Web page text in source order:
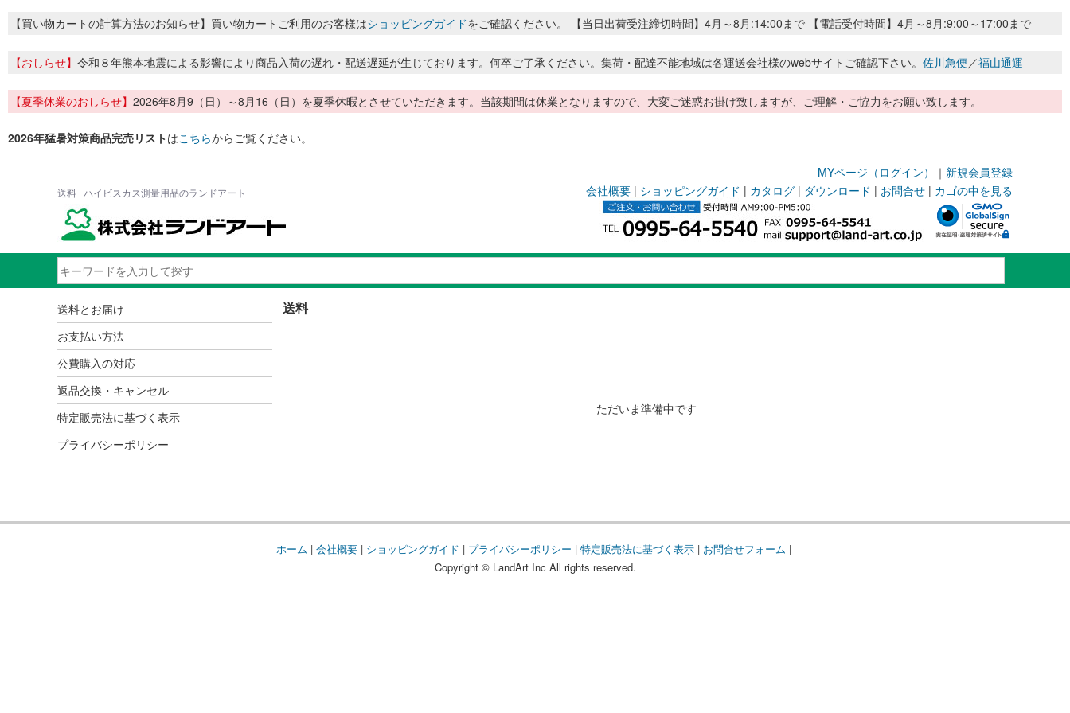
【買い物カートの計算方法のお知らせ】買い物カートご利用のお客様はショッピングガイドをご確認ください。 【当日出荷受注締切時間】4月～8月:14:00まで 【電話受付時間】4月～8月:9:00～17:00まで
【おしらせ】 令和８年熊本地震による影響により商品入荷の遅れ・配送遅延が生じております。何卒ご了承ください。集荷・配達不能地域は各運送会社様のwebサイトご確認下さい。 佐川急便／福山通運
【夏季休業のおしらせ】 2026年8月9（日）～8月16（日）を夏季休暇とさせていただきます。当該期間は休業となりますので、大変ご迷惑お掛け致しますが、ご理解・ご協力をお願い致します。
2026年猛暑対策商品完売リストはこちらからご覧ください。
MYページ（ログイン） ｜ 新規会員登録
送料 | ハイビスカス測量用品のランドアート 会社概要 | ショッピングガイド | カタログ | ダウンロード | お問合せ | カゴの中を見る
送料とお届け
お支払い方法
公費購入の対応
返品交換・キャンセル
特定販売法に基づく表示
プライバシーポリシー
送料
ただいま準備中です
ホーム | 会社概要| ショッピングガイド | プライバシーポリシー | 特定販売法に基づく表示| お問合せフォーム |
Copyright © LandArt Inc All rights reserved.